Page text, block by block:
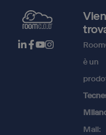
è un
Mail: